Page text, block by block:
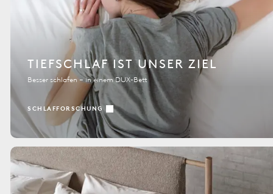
TIEFSCHLAF IST UNSER ZIEL
Besser schlafen – in einem DUX-Bett
SCHLAFFORSCHUNG